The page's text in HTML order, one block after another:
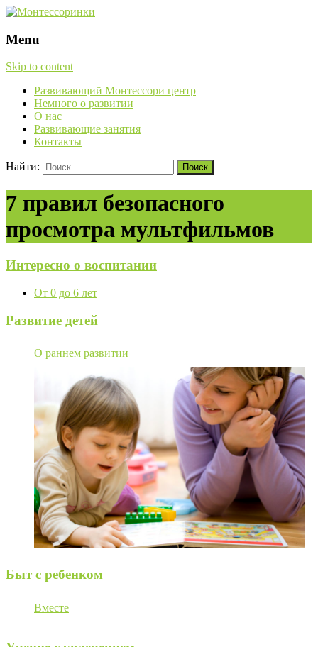
Menu
Skip to content
Развивающий Монтессори центр
Немного о развитии
О нас
Развивающие занятия
Контакты
Найти:
7 правил безопасного
просмотра мультфильмов
Интересно о воспитании
От 0 до 6 лет
Развитие детей
О раннем развитии
Быт с ребенком
Вместе